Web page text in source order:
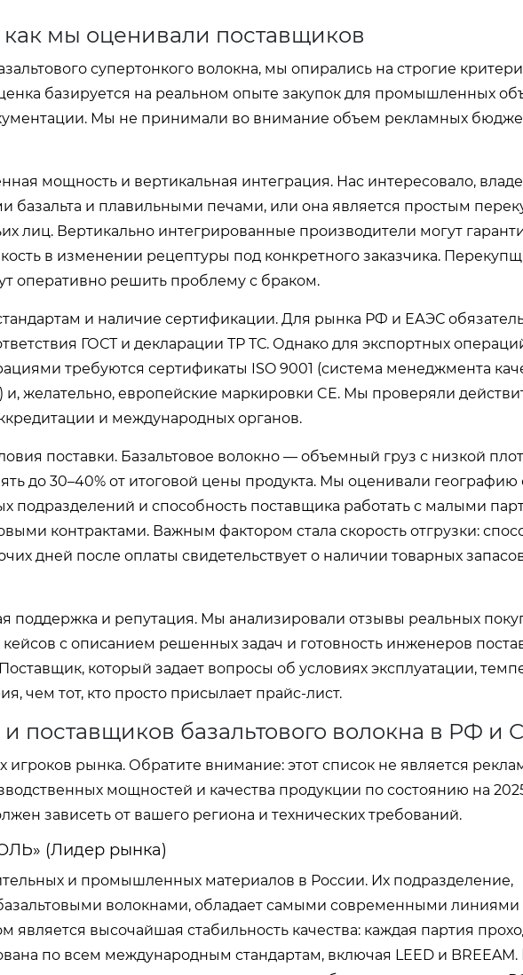
как мы оценивали поставщиков
супертонкого волокна, мы опирались на строгие
базируется на реальном опыте закупок для промышленных
Мы не принимали во внимание объем рекламных
мощность и вертикальная интеграция. Нас интересовало,
базальта и плавильными печами, или она является простым
лиц. Вертикально интегрированные производители могут
в изменении рецептуры под конкретного заказчика.
оперативно решить проблему с браком.
и наличие сертификации. Для рынка РФ и ЕАЭС
ГОСТ и декларации ТР ТС. Однако для экспортных
требуются сертификаты ISO 9001 (система менеджмента
желательно, европейские маркировки CE. Мы проверяли
и международных органов.
поставки. Базальтовое волокно — объемный груз с низкой
до 30–40% от итоговой цены продукта. Мы оценивали географию
подразделений и способность поставщика работать с малыми
контрактами. Важным фактором стала скорость отгрузки:
дней после оплаты свидетельствует о наличии товарных
поддержка и репутация. Мы анализировали отзывы реальных
с описанием решенных задач и готовность инженеров
который задает вопросы об условиях эксплуатации,
чем тот, кто просто присылает прайс-лист.
поставщиков базальтового волокна в РФ и
рынка. Обратите внимание: этот список не является
мощностей и качества продукции по состоянию на
зависеть от вашего региона и технических требований.
(Лидер рынка)
и промышленных материалов в России. Их подразделение,
волокнами, обладает самыми современными линиями
высочайшая стабильность качества: каждая партия
по всем международным стандартам, включая LEED и BREEAM.